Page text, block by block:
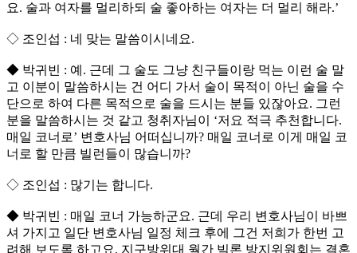
요. 술과 여자를 멀리하되 술 좋아하는 여자는 더 멀리 해라.’
◇ 조인섭 : 네 맞는 말씀이시네요.
◆ 박귀빈 : 예. 근데 그 술도 그냥 친구들이랑 먹는 이런 술 말
고 이분이 말씀하시는 건 어디 가서 술이 목적이 아닌 술을 수
단으로 하여 다른 목적으로 술을 드시는 분들 있잖아요. 그런
분을 말씀하시는 것 같고 청취자님이 ‘저요 적극 추천합니다.
매일 코너로’ 변호사님 어떠십니까? 매일 코너로 이게 매일 코
너로 할 만큼 빌런들이 많습니까?
◇ 조인섭 : 많기는 합니다.
◆ 박귀빈 : 매일 코너 가능하군요. 근데 우리 변호사님이 바쁘
셔 가지고 일단 변호사님 일정 체크 후에 그건 저희가 한번 고
려해 보도록 하고요. 지구방위대 월간 빌론 방지위원회는 결혼